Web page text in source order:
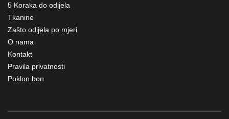
5 Koraka do odijela
Tkanine
Zašto odijela po mjeri
O nama
Kontakt
Pravila privatnosti
Poklon bon